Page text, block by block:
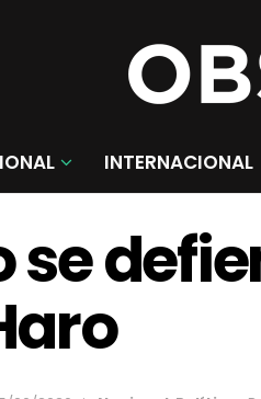
INTERNACIONAL
se